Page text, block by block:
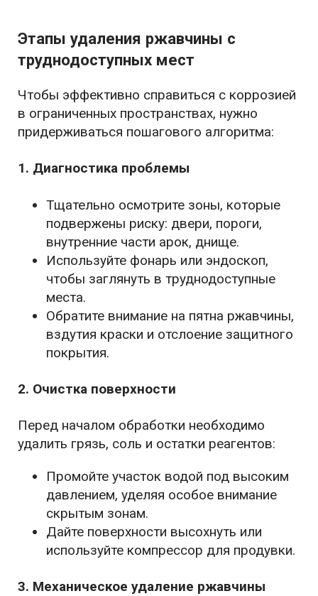
Этапы удаления ржавчины с
труднодоступных мест
Чтобы эффективно справиться с коррозией
в ограниченных пространствах, нужно
придерживаться пошагового алгоритма:
1. Диагностика проблемы
Тщательно осмотрите зоны, которые
подвержены риску: двери, пороги,
внутренние части арок, днище.
Используйте фонарь или эндоскоп,
чтобы заглянуть в труднодоступные
места.
Обратите внимание на пятна ржавчины,
вздутия краски и отслоение защитного
покрытия.
2. Очистка поверхности
Перед началом обработки необходимо
удалить грязь, соль и остатки реагентов:
Промойте участок водой под высоким
давлением, уделяя особое внимание
скрытым зонам.
Дайте поверхности высохнуть или
используйте компрессор для продувки.
3. Механическое удаление ржавчины